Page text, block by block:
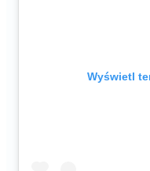
Wyświetl